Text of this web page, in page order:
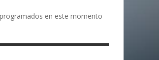
en este momento